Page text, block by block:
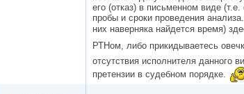
его (отказ) в письменном виде
пробы и сроки проведения
них наверняка найдется время)
РТНом, либо прикидываетесь
отсутствия исполнителя
претензии в судебном порядке.